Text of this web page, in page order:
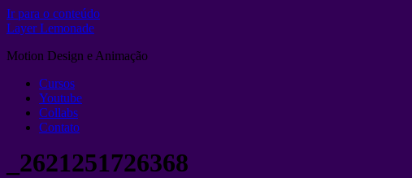
Ir para o conteúdo
Layer Lemonade
Motion Design e Animação
Cursos
Youtube
Collabs
Contato
_2621251726368